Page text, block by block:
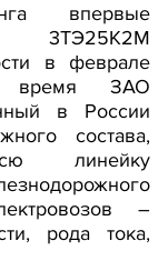
впервые
3ТЭ25К2М
в феврале
время ЗАО
в России
состава,
линейку
–
рода тока,